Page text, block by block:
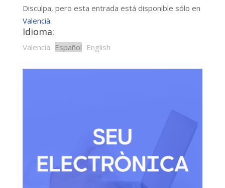
Disculpa, pero esta entrada está disponible sólo en
Valencià.
Idioma:
Valencià Español English